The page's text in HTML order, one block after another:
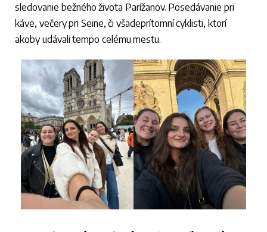
sledovanie bežného života Parížanov. Posedávanie pri
káve, večery pri Seine, či všadeprítomní cyklisti, ktorí
akoby udávali tempo celému mestu.